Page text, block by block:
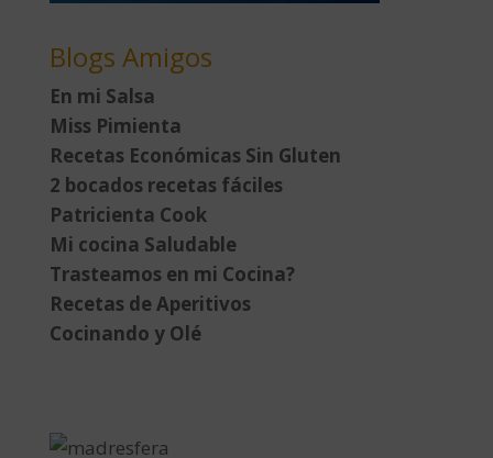
Blogs Amigos
En mi Salsa
Miss Pimienta
Recetas Económicas Sin Gluten
2 bocados recetas fáciles
Patricienta Cook
Mi cocina Saludable
Trasteamos en mi Cocina?
Recetas de Aperitivos
Cocinando y Olé